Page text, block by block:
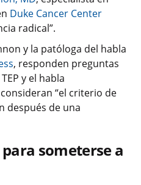
Duke Cancer Center
radical”.
y la patóloga del habla
, responden preguntas
y el habla
“el criterio de
después de una
someterse a